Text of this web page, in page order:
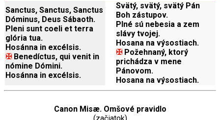
Sanctus, Sanctus, Sanctus
Dóminus, Deus Sábaoth.
Pleni sunt coeli et terra
glória tua.
Hosánna in excélsis.
✠Benedíctus, qui venit in
nómine Dómini.
Hosánna in excélsis.
Svätý, svätý, svätý Pán
Boh zástupov.
Plné sú nebesia a zem
slávy tvojej.
Hosana na výsostiach.
✠Požehnaný, ktorý
prichádza v mene
Pánovom.
Hosana na výsostiach.
Canon Misæ. Omšové pravidlo